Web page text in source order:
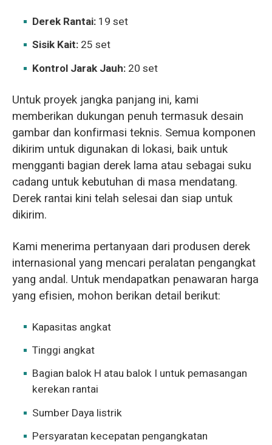
Derek Rantai: 19 set
Sisik Kait: 25 set
Kontrol Jarak Jauh: 20 set
Untuk proyek jangka panjang ini, kami
memberikan dukungan penuh termasuk desain
gambar dan konfirmasi teknis. Semua komponen
dikirim untuk digunakan di lokasi, baik untuk
mengganti bagian derek lama atau sebagai suku
cadang untuk kebutuhan di masa mendatang.
Derek rantai kini telah selesai dan siap untuk
dikirim.
Kami menerima pertanyaan dari produsen derek
internasional yang mencari peralatan pengangkat
yang andal. Untuk mendapatkan penawaran harga
yang efisien, mohon berikan detail berikut:
Kapasitas angkat
Tinggi angkat
Bagian balok H atau balok I untuk pemasangan
kerekan rantai
Sumber Daya listrik
Persyaratan kecepatan pengangkatan